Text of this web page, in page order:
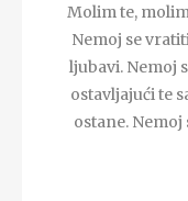
Molim te,
Nemoj se
ljubavi. Nemoj
ostavljajući te
ostane.